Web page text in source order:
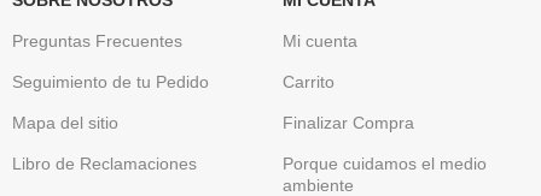
Preguntas Frecuentes
Seguimiento de tu Pedido
Mapa del sitio
Libro de Reclamaciones
Mi cuenta
Carrito
Finalizar Compra
Porque cuidamos el medio
ambiente